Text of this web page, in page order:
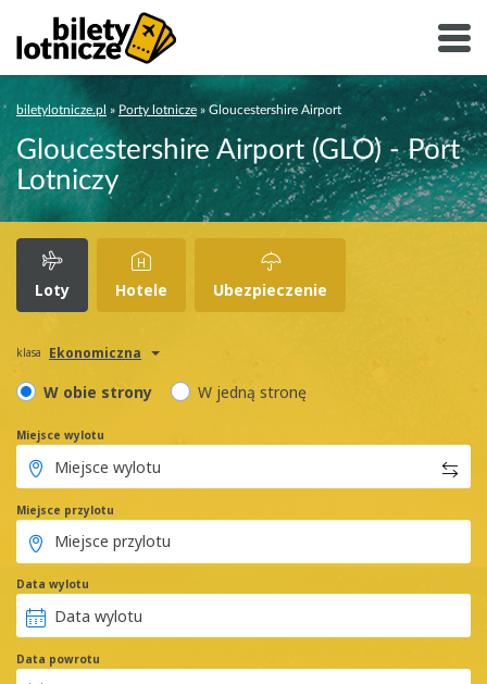
biletylotnicze.pl » Porty lotnicze » Gloucestershire Airport
Gloucestershire Airport (GLO) - Port
Lotniczy
Loty Hotele Ubezpieczenie
klasa Ekonomiczna
W obie strony W jedną stronę
Miejsce wylotu
Miejsce przylotu
Data wylotu
Data powrotu